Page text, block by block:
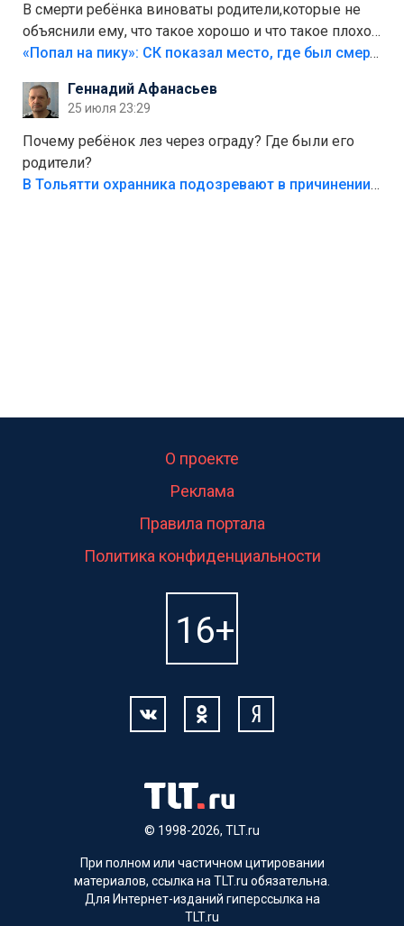
В смерти ребёнка виноваты родители,которые не
объяснили ему, что такое хорошо и что такое плохо!
Лезть через такой забор,верх безумия,есть же
свою судьбу.
«Попал на пику»: СК показал место, где был смертельно травмирован ребенок в Тольятти
Геннадий Афанасьев
25 июля 23:29
Почему ребёнок лез через ограду? Где были его
родители?
В Тольятти охранника подозревают в причинении смерти ребенку
© 1998-2026, TLT.ru
О проекте
Реклама
Правила портала
Политика конфиденциальности
При полном или частичном цитировании
материалов, ссылка на TLT.ru обязательна.
Для Интернет-изданий гиперссылка на
TLT.ru